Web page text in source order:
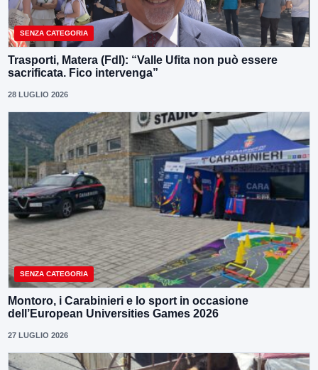
SENZA CATEGORIA
Trasporti, Matera (FdI): “Valle Ufita non può essere
sacrificata. Fico intervenga”
28 LUGLIO 2026
SENZA CATEGORIA
Montoro, i Carabinieri e lo sport in occasione
dell’European Universities Games 2026
27 LUGLIO 2026